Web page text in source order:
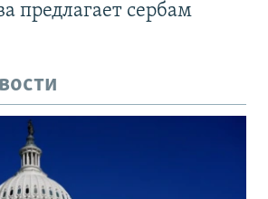
предлагает сербам